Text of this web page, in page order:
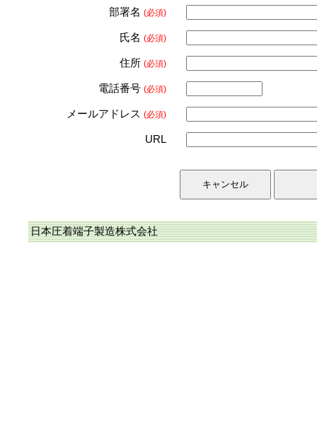
部署名 (必須)
氏名 (必須)
住所 (必須)
電話番号 (必須)
メールアドレス (必須)
URL
日本圧着端子製造株式会社